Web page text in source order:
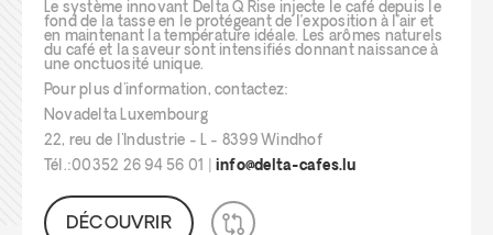
Le système innovant Delta Q Rise injecte le café depuis le
fond de la tasse en le protégeant de l’exposition à l’air et
en maintenant la température idéale. Les arômes naturels
du café et la saveur sont intensifiés donnant naissance à
une onctuosité unique.
Pour plus d'information, contactez:
Novadelta Luxembourg
22, reu de l'Industrie - L - 8399 Windhof
Tél.:00352 26 94 56 01 |
info@delta-cafes.lu
DÉCOUVRIR